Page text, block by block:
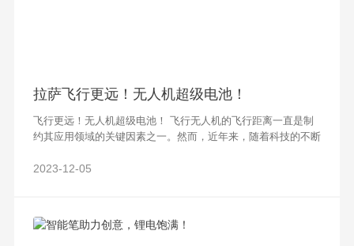
拉萨飞行更远！无人机超级电池！
飞行更远！无人机超级电池！ 飞行无人机的飞行距离一直是制
约其应用领域的关键因素之一。然而，近年来，随着科技的不断
令人激动不已的新技术——无人机超
2023-12-05